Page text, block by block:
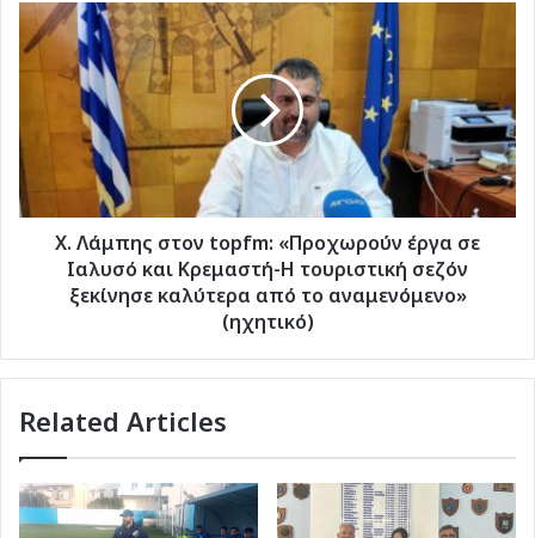
Χ.
Λάμπης
στον
«Προχωρούν
έργα
σε
Ιαλυσό
και
Κρεμαστή-
τουριστική
καλύτερα
το
(ηχητικό)
Χ. Λάμπης στον topfm: «Προχωρούν έργα σε
Ιαλυσό και Κρεμαστή-Η τουριστική σεζόν
ξεκίνησε καλύτερα από το αναμενόμενο»
(ηχητικό)
Related Articles